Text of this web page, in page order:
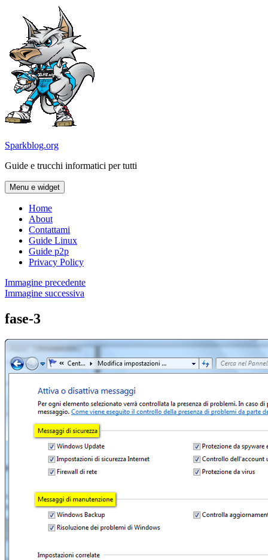
contenuto
Sparkblog.org
Guide e trucchi informatici per tutti
Menu e widget
Home
About
Contattami
Guide Linux
Guide p2p
Privacy Policy
Immagine precedente
Immagine successiva
fase-3